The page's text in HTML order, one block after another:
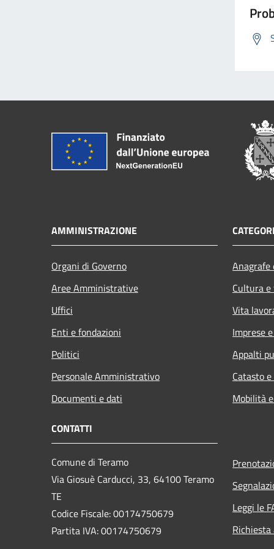
AMMINISTRAZIONE
Organi di Governo
Aree Amministrative
Uffici
Enti e fondazioni
Politici
Personale Amministrativo
Documenti e dati
Cultura
Vita
Imprese
Appalti
Catasto
Mobilità
CONTATTI
Comune di Teramo
Via Giosuè Carducci, 33, 64100 Teramo
TE
Codice Fiscale: 00174750679
Partita IVA: 00174750679
Leggi le